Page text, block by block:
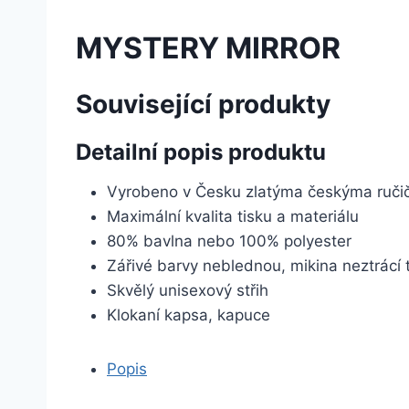
MYSTERY MIRROR
Související produkty
Detailní popis produktu
Vyrobeno v Česku zlatýma českýma
Maximální kvalita tisku a materiálu
80% bavlna nebo 100% polyester
Zářivé barvy neblednou, mikina neztrácí
Skvělý unisexový střih
Klokaní kapsa, kapuce
Popis